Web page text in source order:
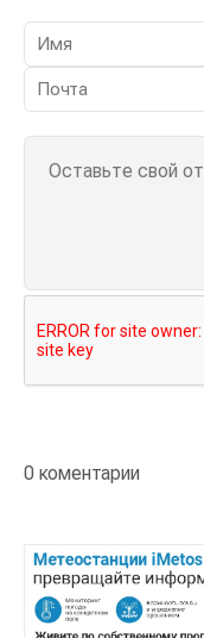
0 коментарии